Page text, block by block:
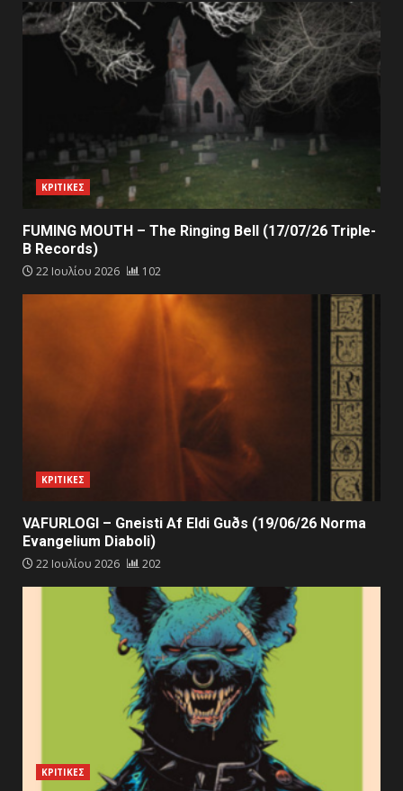
ΚΡΙΤΙΚΕΣ
FUMING MOUTH – The Ringing Bell (17/07/26 Triple-
B Records)
22 Ιουλίου 2026 102
ΚΡΙΤΙΚΕΣ
VAFURLOGI – Gneisti Af Eldi Guðs (19/06/26 Norma
Evangelium Diaboli)
22 Ιουλίου 2026 202
ΚΡΙΤΙΚΕΣ